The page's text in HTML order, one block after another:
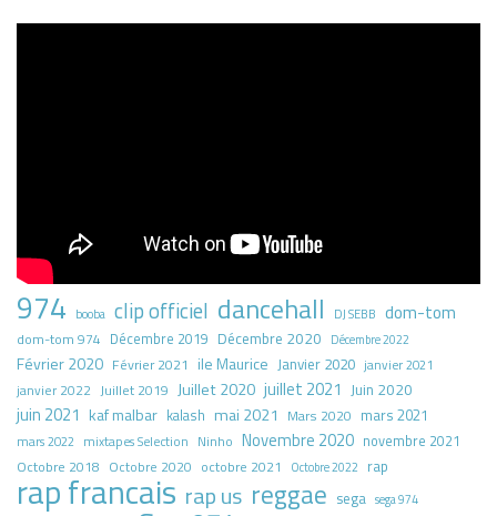
974 booba clip officiel dancehall DJ SEBB dom-tom
dom-tom 974 Décembre 2019 Décembre 2020 Décembre 2022
Février 2020 Février 2021 ile Maurice Janvier 2020 janvier 2021
janvier 2022 Juillet 2019 Juillet 2020 juillet 2021 Juin 2020
juin 2021 kaf malbar kalash mai 2021 Mars 2020 mars 2021
mars 2022 mixtapes Selection Ninho Novembre 2020 novembre 2021
Octobre 2018 Octobre 2020 octobre 2021 Octobre 2022 rap
rap francais rap us reggae sega sega 974